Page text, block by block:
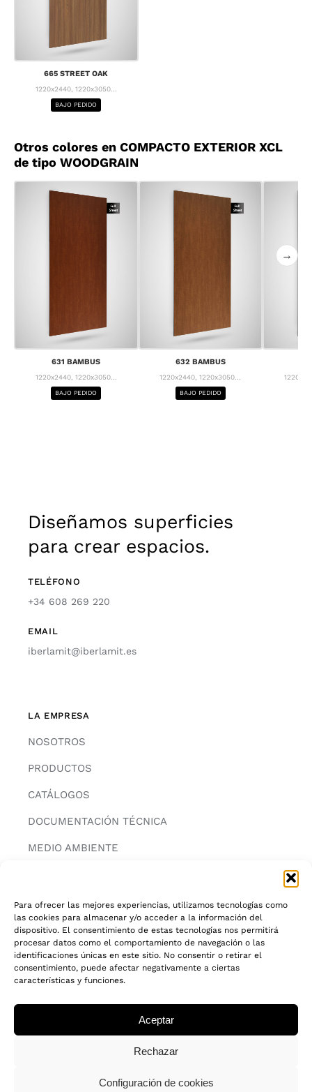
Para ofrecer las mejores experiencias, utilizamos tecnologías como
las cookies para almacenar y/o acceder a la información del
dispositivo. El consentimiento de estas tecnologías nos permitirá
procesar datos como el comportamiento de navegación o las
identificaciones únicas en este sitio. No consentir o retirar el
consentimiento, puede afectar negativamente a ciertas
características y funciones.
Aceptar
Rechazar
Configuración de cookies
665 STREET OAK
1220x2440, 1220x3050...
BAJO PEDIDO
Otros colores en COMPACTO EXTERIOR XCL
de tipo WOODGRAIN
631 BAMBUS
1220x2440, 1220x3050...
BAJO PEDIDO
632 BAMBUS
1220x2440, 1220x3050...
BAJO PEDIDO
→
Diseñamos superficies
para crear espacios.
TELÉFONO
+34 608 269 220
EMAIL
iberlamit@iberlamit.es
LA EMPRESA
NOSOTROS
PRODUCTOS
CATÁLOGOS
DOCUMENTACIÓN TÉCNICA
MEDIO AMBIENTE
INFORMACIÓN
AVISO LEGAL
POLITICA DE PRIVACIDAD
CADENA DE CUSTODIA FSC®